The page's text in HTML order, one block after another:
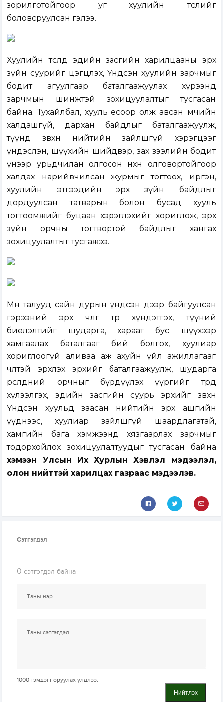
зорилготойгоор уг хуулийн төслийг
боловсруулсан гэлээ.
Хуулийн төсөлд эдийн засгийн харилцааны эрх
зүйн суурийг цэгцлэх, Үндсэн хуулийн зарчмыг
бодит агуулгаар баталгаажуулах хүрээнд
зарчмын шинжтэй зохицуулалтыг тусгасан
байна. Тухайлбал, хууль ёсоор олж авсан өмчийн
халдашгүй, дархан байдлыг баталгаажуулж,
түүнд зөвхөн нийтийн зайлшгүй хэрэгцээг
үндэслэн, шүүхийн шийдвэр, зах зээлийн бодит
үнээр урьдчилан олгосон нөхөн олговортойгоор
халдах нарийвчилсан журмыг тогтоох, иргэн,
хуулийн этгээдийн эрх зүйн байдлыг
дордуулсан татварын болон бусад хууль
тогтоомжийг буцаан хэрэглэхийг хориглож, эрх
зүйн орчны тогтвортой байдлыг хангах
зохицуулалтыг тусгажээ.
Мөн талууд сайн дурын үндсэн дээр байгуулсан
гэрээний эрх чөлөөг төр хүндэтгэх, түүний
биелэлтийг шударга, хараат бус шүүхээр
хамгаалах баталгааг бий болгох, хуулиар
хориглоогүй аливаа аж ахуйн үйл ажиллагааг
чөлөөтэй эрхлэх эрхийг баталгаажуулж, шударга
өрсөлдөөний орчныг бүрдүүлэх үүргийг төрд
хүлээлгэх, эдийн засгийн суурь эрхийг зөвхөн
Үндсэн хуульд заасан нийтийн эрх ашгийн
үүднээс, хуулиар зайлшгүй шаардлагатай,
хамгийн бага хэмжээнд хязгаарлах зарчмыг
тодорхойлох зохицуулалтуудыг тусгасан байна
хэмээн Улсын Их Хурлын Хэвлэл мэдээлэл,
олон нийттэй харилцах газраас мэдээлэв.
Сэтгэгдэл
0 сэтгэгдэл байна
1000 тэмдэгт оруулах үлдлээ.
Нийтлэх